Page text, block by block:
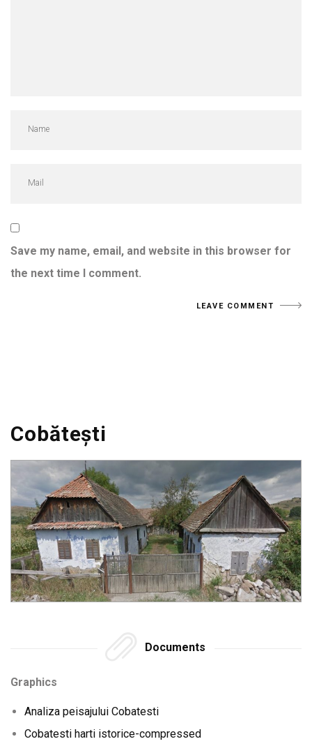
Save my name, email, and website in this browser for
the next time I comment.
Cobătești
Documents
Graphics
Analiza peisajului Cobatesti
Cobatesti harti istorice-compressed